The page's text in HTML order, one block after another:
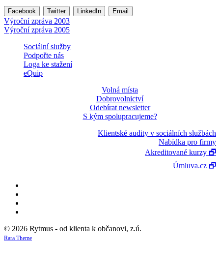
Facebook Twitter LinkedIn Email
Navigace
pro
příspěvek
Výroční zpráva 2003
Výroční zpráva 2005
Sociální služby
Podpořte nás
Loga ke stažení
eQuip
Volná místa
Dobrovolnictví
Odebírat newsletter
S kým spolupracujeme?
Klientské audity v sociálních službách
Nabídka pro firmy
Akreditované kurzy 🗗
Úmluva.cz 🗗
© 2026 Rytmus - od klienta k občanovi, z.ú.
Rara Theme